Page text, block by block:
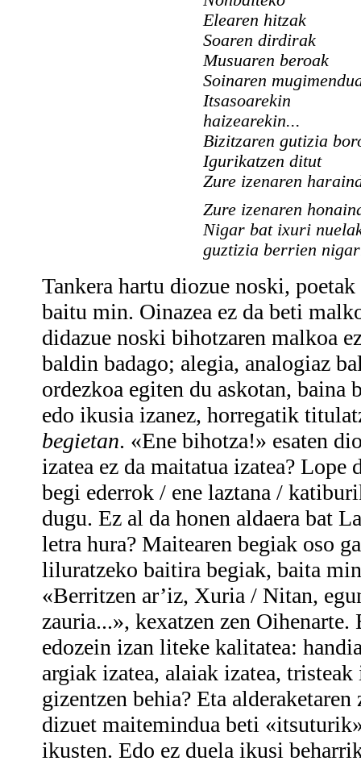
Elearen hitzak
Soaren dirdirak
Musuaren beroak
Soinaren
Itsasoarekin
haizearekin...
Bizitzaren gutizia
Igurikatzen ditut
Zure izenaren
Zure izenaren
Nigar bat ixuri
guztizia berrien
Tankera hartu diozue noski,
baitu min. Oinazea ez da beti
didazue noski bihotzaren malkoa
baldin badago; alegia, analogiaz
ordezkoa egiten du askotan, baina
edo ikusia izanez, horregatik
begietan. «Ene bihotza!» esaten
izatea ez da maitatua izatea?
begi ederrok / ene laztana /
dugu. Ez al da honen aldaera bat
letra hura? Maitearen begiak oso
liluratzeko baitira begiak, baita
«Berritzen ar’iz, Xuria / Nitan,
zauria...», kexatzen zen
edozein izan liteke kalitatea:
argiak izatea, alaiak izatea,
gizentzen behia? Eta
dizuet maitemindua beti
ikusten. Edo ez duela ikusi